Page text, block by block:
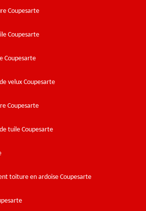
Coupesarte
Coupesarte
Coupesarte
velux Coupesarte
Coupesarte
tuile Coupesarte
toiture en ardoise Coupesarte